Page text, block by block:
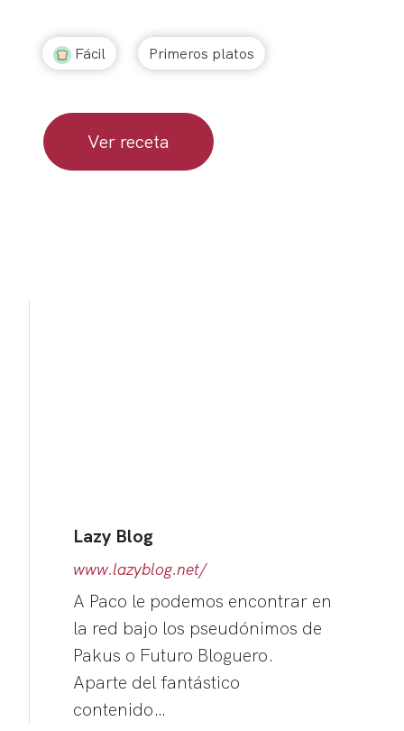
Fácil Primeros platos
Ver receta
Lazy Blog
www.lazyblog.net/
A Paco le podemos encontrar en
la red bajo los pseudónimos de
Pakus o Futuro Bloguero.
Aparte del fantástico
contenido…